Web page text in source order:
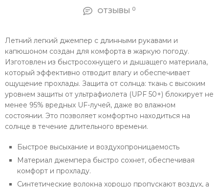
ОТЗЫВЫ 0
Летний легкий джемпер с длинными рукавами и
капюшоном создан для комфорта в жаркую погоду.
Изготовлен из быстросохнущего и дышащего материала,
который эффективно отводит влагу и обеспечивает
ощущение прохлады. Защита от солнца: ткань с высоким
уровнем защиты от ультрафиолета (UPF 50+) блокирует не
менее 95% вредных UF-лучей, даже во влажном
состоянии. Это позволяет комфортно находиться на
солнце в течение длительного времени.
Быстрое высыхание и воздухопроницаемость
Материал джемпера быстро сохнет, обеспечивая
комфорт и прохладу.
Синтетические волокна хорошо пропускают воздух, а